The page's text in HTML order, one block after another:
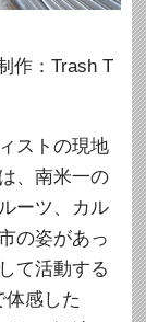
作：Trash T
ストの現地
、南米一の
ーツ、カル
の姿があっ
て活動する
体感した